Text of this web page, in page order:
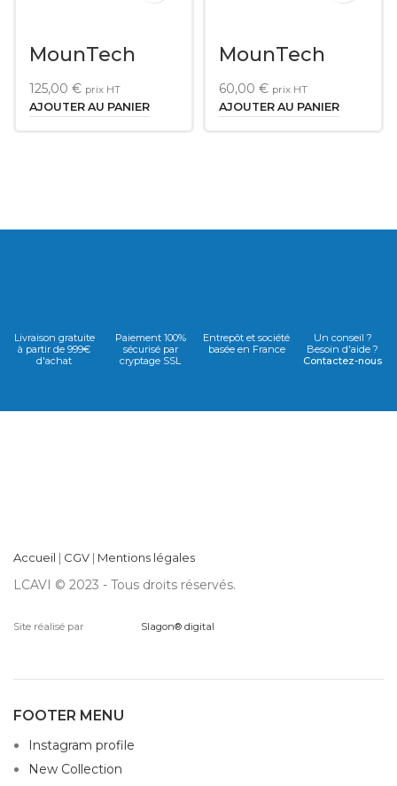
MounTech
125,00 € prix HT
AJOUTER AU PANIER
MounTech
60,00 € prix HT
AJOUTER AU PANIER
Livraison gratuite
à partir de 999€
d'achat
Paiement 100%
sécurisé par
cryptage SSL
Entrepôt et société
basée en France
Un conseil ?
Besoin d'aide ?
Contactez-nous
Accueil | CGV | Mentions légales
LCAVI © 2023 - Tous droits réservés.
Site réalisé par Slagon® digital
FOOTER MENU
Instagram profile
New Collection